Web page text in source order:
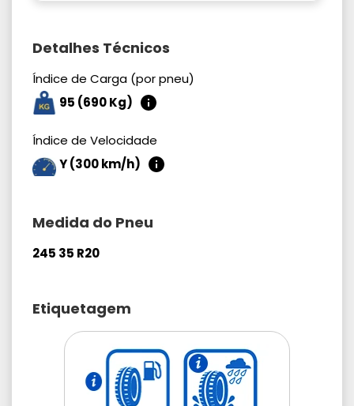
Detalhes Técnicos
Índice de Carga (por pneu)
95 (690 Kg)
Índice de Velocidade
Y (300 km/h)
Medida do Pneu
245 35 R20
Etiquetagem